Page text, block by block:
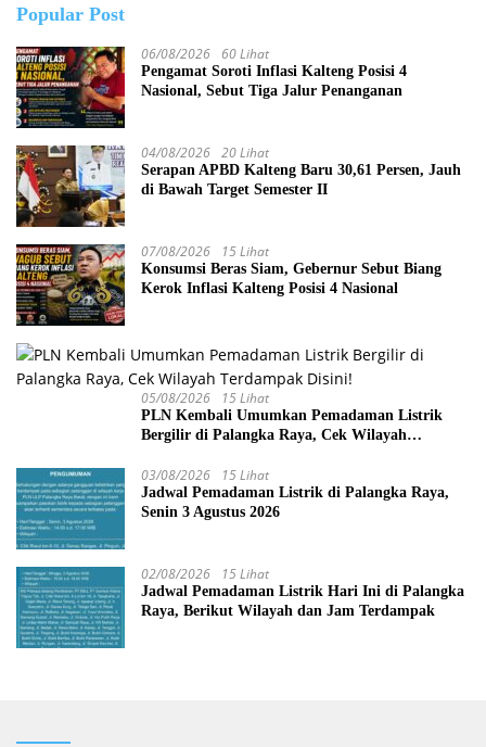
Popular Post
06/08/2026 60 Lihat
Pengamat Soroti Inflasi Kalteng Posisi 4
Nasional, Sebut Tiga Jalur Penanganan
04/08/2026 20 Lihat
Serapan APBD Kalteng Baru 30,61 Persen, Jauh
di Bawah Target Semester II
07/08/2026 15 Lihat
Konsumsi Beras Siam, Gebernur Sebut Biang
Kerok Inflasi Kalteng Posisi 4 Nasional
05/08/2026 15 Lihat
PLN Kembali Umumkan Pemadaman Listrik
Bergilir di Palangka Raya, Cek Wilayah
03/08/2026 15 Lihat
Jadwal Pemadaman Listrik di Palangka Raya,
Senin 3 Agustus 2026
02/08/2026 15 Lihat
Jadwal Pemadaman Listrik Hari Ini di Palangka
Raya, Berikut Wilayah dan Jam Terdampak